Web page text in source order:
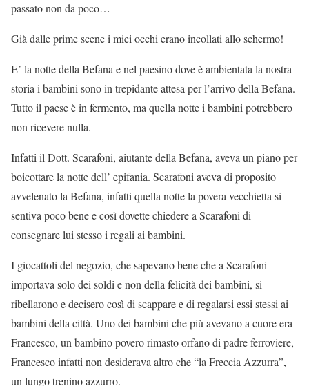
passato non da poco…
Già dalle prime scene i miei occhi erano incollati allo schermo!
E’ la notte della Befana e nel paesino dove è ambientata la nostra
storia i bambini sono in trepidante attesa per l’arrivo della Befana.
Tutto il paese è in fermento, ma quella notte i bambini potrebbero
non ricevere nulla.
Infatti il Dott. Scarafoni, aiutante della Befana, aveva un piano per
boicottare la notte dell’ epifania. Scarafoni aveva di proposito
avvelenato la Befana, infatti quella notte la povera vecchietta si
sentiva poco bene e così dovette chiedere a Scarafoni di
consegnare lui stesso i regali ai bambini.
I giocattoli del negozio, che sapevano bene che a Scarafoni
importava solo dei soldi e non della felicità dei bambini, si
ribellarono e decisero così di scappare e di regalarsi essi stessi ai
bambini della città. Uno dei bambini che più avevano a cuore era
Francesco, un bambino povero rimasto orfano di padre ferroviere,
Francesco infatti non desiderava altro che “la Freccia Azzurra”,
un lungo trenino azzurro.